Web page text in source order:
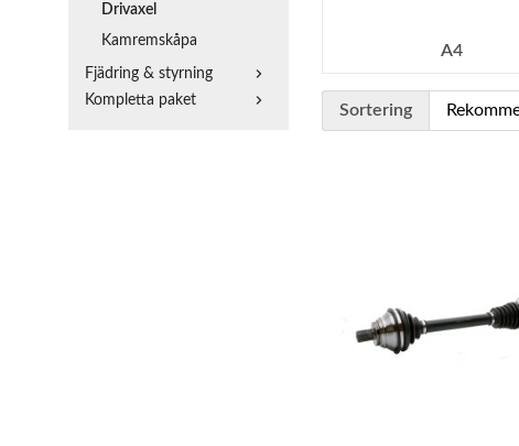
Drivaxel
Kamremskåpa
Fjädring & styrning
Kompletta paket
A4
Sortering